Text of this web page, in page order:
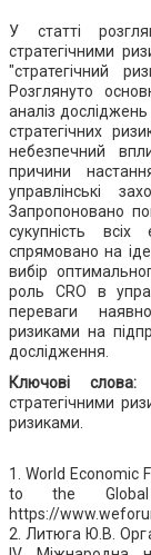
У статті
стратегічними
"стратегічний
Розглянуто
аналіз досліджень
стратегічних
небезпечний
причини
управлінські
Запропоновано
сукупність всіх
спрямовано на
вибір
роль CRO в
переваги
ризиками на
дослідження.
Ключові слова:
стратегічними
ризиками.
1. World Economic
to the
https://
2. Литюга Ю.В.